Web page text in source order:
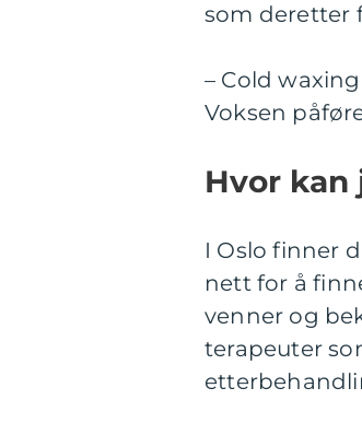
som deretter
– Cold
Voksen
Hvor kan
I Oslo finner
nett for å
venner og
terapeuter